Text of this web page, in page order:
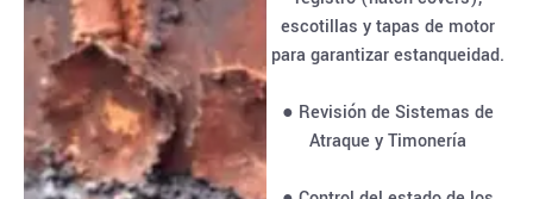
escotillas y tapas de motor
para garantizar estanqueidad.
● Revisión de Sistemas de
Atraque y Timonería